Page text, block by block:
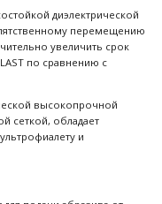
диэлектрической
перемещению
увеличить срок
по сравнению с
высокопрочной
сеткой, обладает
и